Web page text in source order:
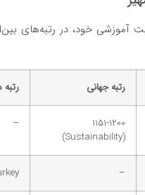
آموزشی خود، در رتبه‌های
رتبه جهانی رتبه
1151-1200
(Sustainability)
–
–